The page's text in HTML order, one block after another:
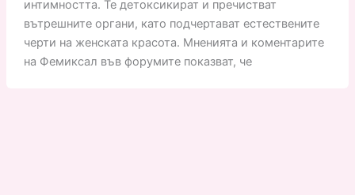
интимността. Те детоксикират и пречистват
вътрешните органи, като подчертават естествените
черти на женската красота. Мненията и коментарите
на Фемиксал във форумите показват, че